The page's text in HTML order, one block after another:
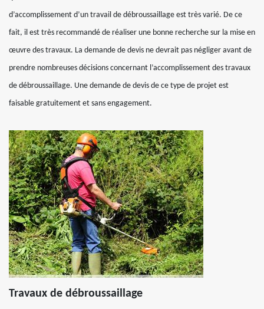
d’accomplissement d’un travail de débroussaillage est très varié. De ce
fait, il est très recommandé de réaliser une bonne recherche sur la mise en
œuvre des travaux. La demande de devis ne devrait pas négliger avant de
prendre nombreuses décisions concernant l’accomplissement des travaux
de débroussaillage. Une demande de devis de ce type de projet est
faisable gratuitement et sans engagement.
Travaux de débroussaillage